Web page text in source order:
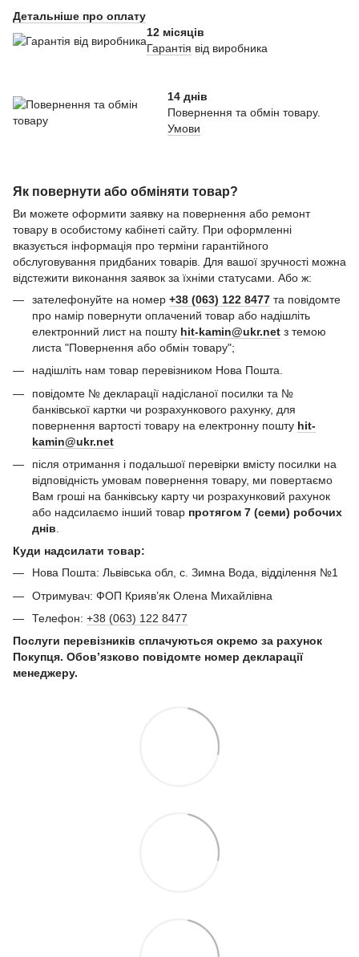
Детальніше про оплату
12 місяців
Гарантія від виробника
14 днів
Повернення та обмін товару.
Умови
Як повернути або обміняти товар?
Ви можете оформити заявку на повернення або ремонт
товару в особистому кабінеті сайту. При оформленні
вказується інформація про терміни гарантійного
обслуговування придбаних товарів. Для вашої зручності можна
відстежити виконання заявок за їхніми статусами. Або ж:
зателефонуйте на номер +38 (063) 122 8477 та повідомте
про намір повернути оплачений товар або надішліть
електронний лист на пошту hit-kamin@ukr.net з темою
листа "Повернення або обмін товару";
надішліть нам товар перевізником Нова Пошта.
повідомте № декларації надісланої посилки та №
банківської картки чи розрахункового рахунку, для
повернення вартості товару на електронну пошту hit-
kamin@ukr.net
після отримання і подальшої перевірки вмісту посилки на
відповідність умовам повернення товару, ми повертаємо
Вам гроші на банківську карту чи розрахунковий рахунок
або надсилаємо інший товар протягом 7 (семи) робочих
днів
Куди надсилати товар:
Нова Пошта: Львівська обл, с. Зимна Вода, відділення №1
Отримувач: ФОП Криявʼяк Олена Михайлівна
Телефон: +38 (063) 122 8477
Послуги перевізників сплачуються окремо за рахунок
Покупця. Обов’язково повідомте номер декларації
менеджеру.